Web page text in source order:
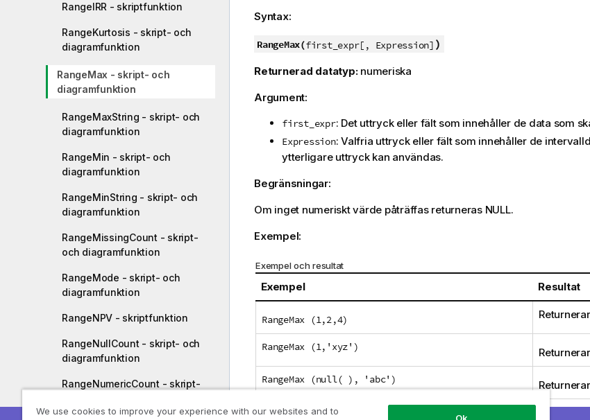
RangeIRR - skriptfunktion
RangeKurtosis - skript- och
diagramfunktion
RangeMax - skript- och
diagramfunktion
RangeMaxString - skript- och
diagramfunktion
RangeMin - skript- och
diagramfunktion
RangeMinString - skript- och
diagramfunktion
RangeMissingCount - skript-
och diagramfunktion
RangeMode - skript- och
diagramfunktion
RangeNPV - skriptfunktion
RangeNullCount - skript- och
diagramfunktion
RangeNumericCount - skript-
Syntax:
RangeMax(first_expr[, Expression] )
Returnerad datatyp: numeriska
Argument:
first_expr: Det uttryck eller fält som innehåller de data som
Expression: Valfria uttryck eller fält som innehåller de
ytterligare uttryck kan användas.
Begränsningar:
Om inget numeriskt värde påträffas returneras NULL.
Exempel:
Exempel och resultat
Exempel Resultat
RangeMax (1,2,4)
RangeMax (1,'xyz') Returnerar
RangeMax (null( ), 'abc') Returnerar
We use cookies to improve your experience with our websites and to